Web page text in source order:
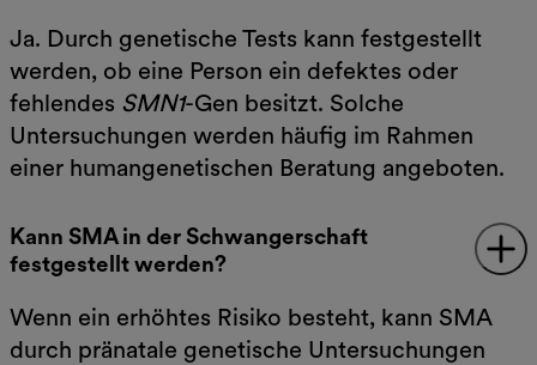
Ja. Durch genetische Tests kann festgestellt
werden, ob eine Person ein defektes oder
fehlendes SMN1-Gen besitzt. Solche
Untersuchungen werden häufig im Rahmen
einer humangenetischen Beratung angeboten.
Kann SMA in der Schwangerschaft
festgestellt werden?
Wenn ein erhöhtes Risiko besteht, kann SMA
durch pränatale genetische Untersuchungen